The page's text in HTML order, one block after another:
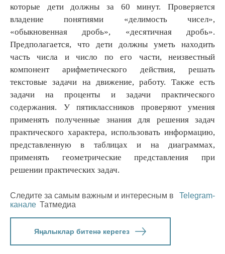
которые дети должны за 60 минут. Проверяется
владение понятиями «делимость чисел»,
«обыкновенная дробь», «десятичная дробь».
Предполагается, что дети должны уметь находить
часть числа и число по его части, неизвестный
компонент арифметического действия, решать
текстовые задачи на движение, работу. Также есть
задачи на проценты и задачи практического
содержания. У пятиклассников проверяют умения
применять полученные знания для решения задач
практического характера, использовать информацию,
представленную в таблицах и на диаграммах,
применять геометрические представления при
решении практических задач.
Следите за самым важным и интересным в
Telegram-
канале Татмедиа
Яңалыклар битенә керегез